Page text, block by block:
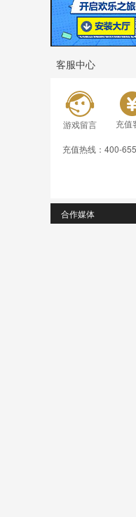
客服中心
游戏留言 充值
充值热线：400-
合作媒体